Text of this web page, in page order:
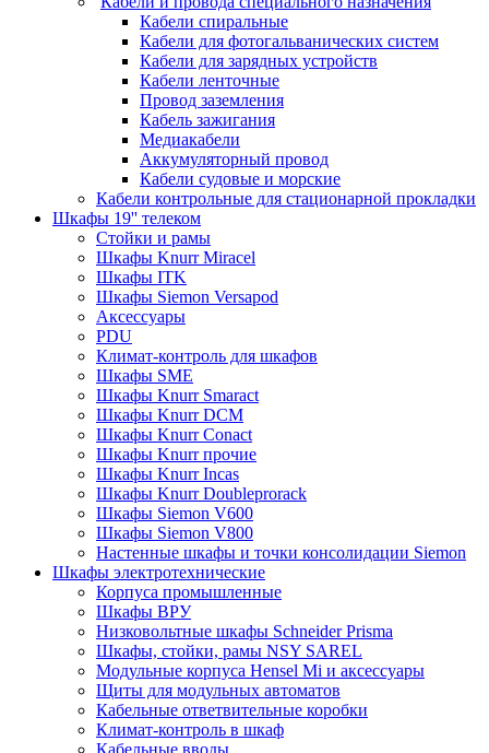
Кабели спиральные
Кабели для фотогальванических систем
Кабели для зарядных устройств
Кабели ленточные
Провод заземления
Кабель зажигания
Медиакабели
Аккумуляторный провод
Кабели судовые и морские
Кабели контрольные для стационарной прокладки
Шкафы 19'' телеком
Стойки и рамы
Шкафы Knurr Miracel
Шкафы ITK
Шкафы Siemon Versapod
Аксессуары
PDU
Климат-контроль для шкафов
Шкафы SME
Шкафы Knurr Smaract
Шкафы Knurr DCM
Шкафы Knurr Conact
Шкафы Knurr прочие
Шкафы Knurr Incas
Шкафы Knurr Doubleprorack
Шкафы Siemon V600
Шкафы Siemon V800
Настенные шкафы и точки консолидации Siemon
Шкафы электротехнические
Корпуса промышленные
Шкафы ВРУ
Низковольтные шкафы Schneider Prisma
Шкафы, стойки, рамы NSY SAREL
Модульные корпуса Hensel Mi и аксессуары
Щиты для модульных автоматов
Кабельные ответвительные коробки
Климат-контроль в шкаф
Кабельные вводы